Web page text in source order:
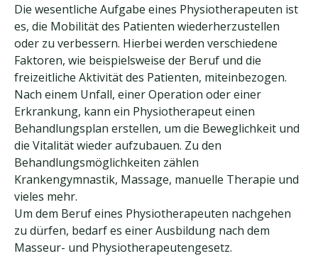
Die wesentliche Aufgabe eines Physiotherapeuten ist
es, die Mobilität des Patienten wiederherzustellen
oder zu verbessern. Hierbei werden verschiedene
Faktoren, wie beispielsweise der Beruf und die
freizeitliche Aktivität des Patienten, miteinbezogen.
Nach einem Unfall, einer Operation oder einer
Erkrankung, kann ein Physiotherapeut einen
Behandlungsplan erstellen, um die Beweglichkeit und
die Vitalität wieder aufzubauen. Zu den
Behandlungsmöglichkeiten zählen
Krankengymnastik, Massage, manuelle Therapie und
vieles mehr.
​Um dem Beruf eines Physiotherapeuten nachgehen
zu dürfen, bedarf es einer Ausbildung nach dem
Masseur- und Physiotherapeutengesetz.